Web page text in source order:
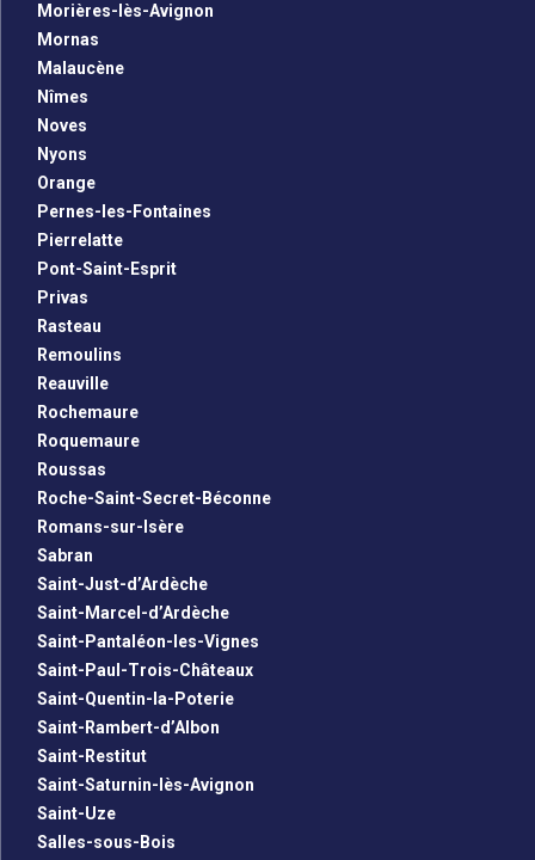
Morières-lès-Avignon
Mornas
Malaucène
Nîmes
Noves
Nyons
Orange
Pernes-les-Fontaines
Pierrelatte
Pont-Saint-Esprit
Privas
Rasteau
Remoulins
Reauville
Rochemaure
Roquemaure
Roussas
Roche-Saint-Secret-Béconne
Romans-sur-Isère
Sabran
Saint-Just-d’Ardèche
Saint-Marcel-d’Ardèche
Saint-Pantaléon-les-Vignes
Saint-Paul-Trois-Châteaux
Saint-Quentin-la-Poterie
Saint-Rambert-d’Albon
Saint-Restitut
Saint-Saturnin-lès-Avignon
Saint-Uze
Salles-sous-Bois